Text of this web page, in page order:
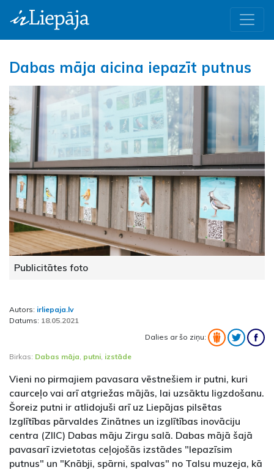
Dabas māja aicina iepazīt putnus
Publicitātes foto
Autors: irliepaja.lv
Datums: 18.05.2021
Dalies ar šo ziņu:
Birkas: Dabas māja putni izstāde
Vieni no pirmajiem pavasara vēstnešiem ir putni, kuri
caurceļo vai arī atgriežas mājās, lai uzsāktu ligzdošanu.
Šoreiz putni ir atlidojuši arī uz Liepājas pilsētas
Izglītības pārvaldes Zinātnes un izglītības inovāciju
centra (ZIIC) Dabas māju Zirgu salā. Dabas mājā šajā
pavasarī izvietotas ceļojošās izstādes "Iepazīsim
putnus" un "Knābji, spārni, spalvas" no Talsu muzeja, kā